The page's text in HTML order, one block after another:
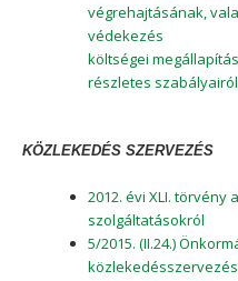
végrehajtásának,
védekezés
költségei
részletes szabályairól
KÖZLEKEDÉS SZERVEZÉS
2012. évi XLI. törvény
szolgáltatásokról
5/2015. (II.24.)